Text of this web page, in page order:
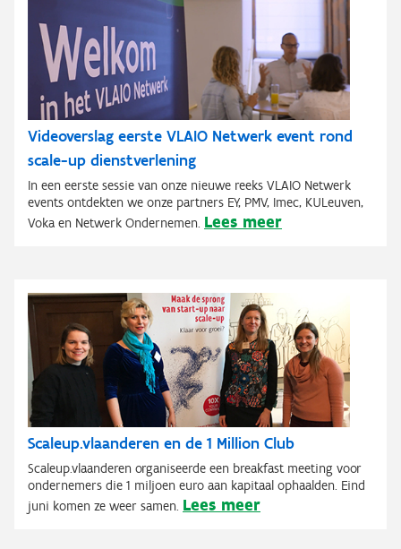
Videoverslag eerste VLAIO Netwerk event rond
scale-up dienstverlening
In een eerste sessie van onze nieuwe reeks VLAIO Netwerk
events ontdekten we onze partners EY, PMV, Imec, KULeuven,
Voka en Netwerk Ondernemen. Lees meer
Scaleup.vlaanderen en de 1 Million Club
Scaleup.vlaanderen organiseerde een breakfast meeting voor
ondernemers die 1 miljoen euro aan kapitaal ophaalden. Eind
juni komen ze weer samen. Lees meer